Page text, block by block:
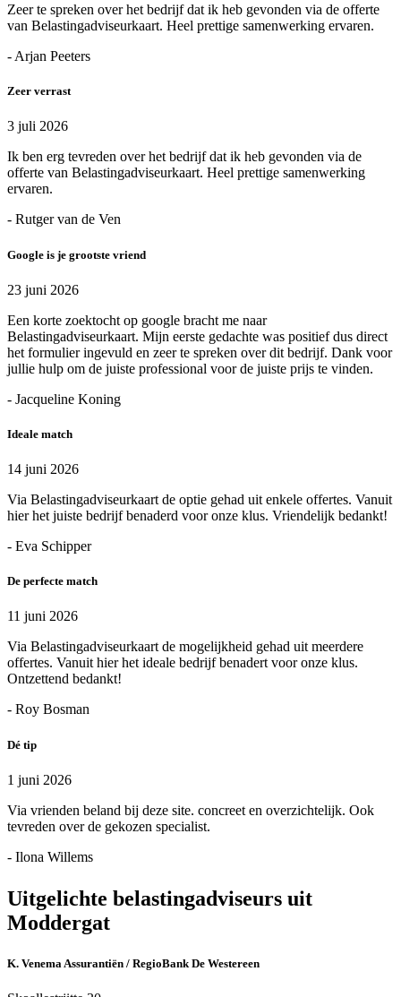
Zeer te spreken over het bedrijf dat ik heb gevonden via de offerte
van Belastingadviseurkaart. Heel prettige samenwerking ervaren.
- Arjan Peeters
Zeer verrast
3 juli 2026
Ik ben erg tevreden over het bedrijf dat ik heb gevonden via de
offerte van Belastingadviseurkaart. Heel prettige samenwerking
ervaren.
- Rutger van de Ven
Google is je grootste vriend
23 juni 2026
Een korte zoektocht op google bracht me naar
Belastingadviseurkaart. Mijn eerste gedachte was positief dus direct
het formulier ingevuld en zeer te spreken over dit bedrijf. Dank voor
jullie hulp om de juiste professional voor de juiste prijs te vinden.
- Jacqueline Koning
Ideale match
14 juni 2026
Via Belastingadviseurkaart de optie gehad uit enkele offertes. Vanuit
hier het juiste bedrijf benaderd voor onze klus. Vriendelijk bedankt!
- Eva Schipper
De perfecte match
11 juni 2026
Via Belastingadviseurkaart de mogelijkheid gehad uit meerdere
offertes. Vanuit hier het ideale bedrijf benadert voor onze klus.
Ontzettend bedankt!
- Roy Bosman
Dé tip
1 juni 2026
Via vrienden beland bij deze site. concreet en overzichtelijk. Ook
tevreden over de gekozen specialist.
- Ilona Willems
Uitgelichte belastingadviseurs uit
Moddergat
K. Venema Assurantiën / RegioBank De Westereen